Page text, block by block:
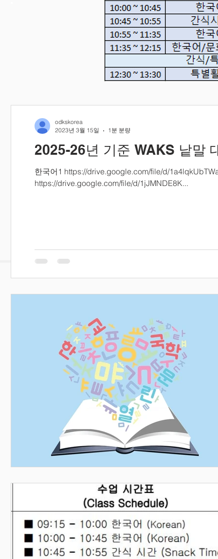
2025-26년 기준 WAKS 낱말
한국어1 https://drive.google.com/file/d/
https://drive.google.com/file/d/1jJMNDE8K...
odkskorea
2023년 3월 15일
1분 분량